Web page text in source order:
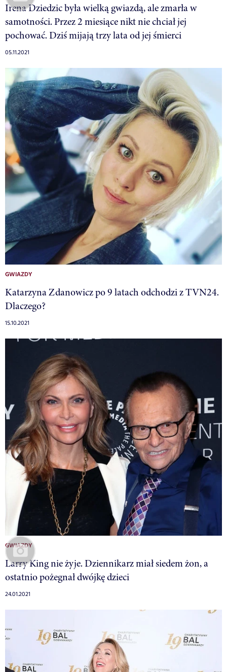
Irena Dziedzic była wielką gwiazdą, ale zmarła w
samotności. Przez 2 miesiące nikt nie chciał jej
pochować. Dziś mijają trzy lata od jej śmierci
05.11.2021
GWIAZDY
Katarzyna Zdanowicz po 9 latach odchodzi z TVN24.
Dlaczego?
15.10.2021
GWIAZDY
Larry King nie żyje. Dziennikarz miał siedem żon, a
ostatnio pożegnał dwójkę dzieci
24.01.2021